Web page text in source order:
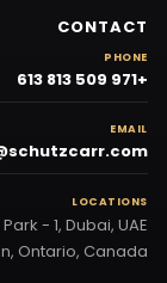
CONTACT
PHONE
+971 509 813 613
EMAIL
LOCATIONS
- 1, Dubai, UAE
Ontario, Canada